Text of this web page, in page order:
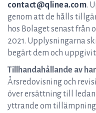
contact@qlinea.com.
genom att de hålls
hos Bolaget senast från
2021. Upplysningarna
begärt dem och uppgivit
Tillhandahållande av
Årsredovisning och
över ersättning till
yttrande om